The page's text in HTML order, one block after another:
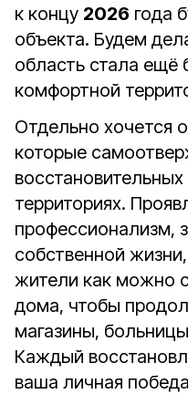
к концу 2026 года
объекта. Будем
область стала ещё
комфортной
Отдельно хочется
которые
территориях.
профессионализм,
собственной
жители как можно
дома, чтобы
магазины,
Каждый
ваша личная